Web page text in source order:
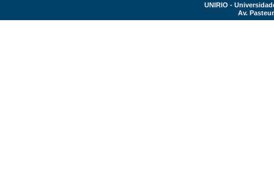
UNIRIO -
Av.